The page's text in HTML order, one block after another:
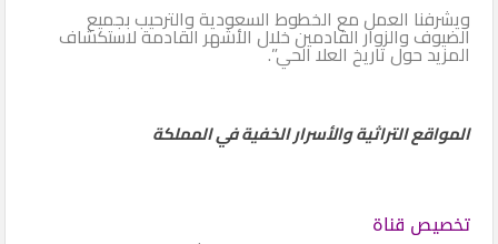
ويشرفنا العمل مع الخطوط السعودية والترحيب بجميع
الضيوف والزوار القادمين خلال الأشهر القادمة لاستكشاف
المزيد حول تاريخ العلا الحي”.
المواقع التراثية والأسرار الخفية في المملكة
تخصيص قناة